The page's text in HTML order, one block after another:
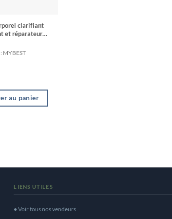
clarifiant
et réparateur
riche au
a la vitamine C
MYBEST
au panier
LIENS UTILES
● Voir tous nos vendeurs